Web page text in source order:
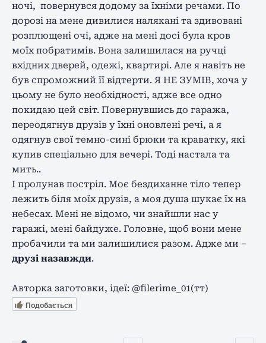
ночі, повернувся додому за їхніми речами. По
дорозі на мене дивилися налякані та здивовані
розплющені очі, адже на мені досі була кров
моїх побратимів. Вона залишилася на ручці
вхідних дверей, одежі, квартирі. Але я навіть не
був спроможний її відтерти. Я НЕ ЗУМІВ, хоча у
цьому не було необхідності, адже все одно
покидаю цей світ. Повернувшись до гаража,
переодягнув друзів у їхні оновлені речі, а я
одягнув свої темно-сині брюки та краватку, які
купив спеціально для вечері. Тоді настала та
мить..
І пролунав постріл. Моє бездиханне тіло тепер
лежить біля моїх друзів, а моя душа шукає їх на
небесах. Мені не відомо, чи знайшли нас у
гаражі, мені байдуже. Головне, щоб вони мене
пробачили та ми залишилися разом. Адже ми –
друзі назавжди.
Авторка заготовки, ідеї: @filerime_01(тт)
Подобається